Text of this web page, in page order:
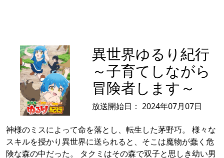
異世界ゆるり紀行
～子育てしながら
冒険者します～
放送開始日： 2024年07月07日
神様のミスによって命を落とし、転生した茅野巧。 様々な
スキルを授かり異世界に送られると、そこは魔物が蠢く危
険な森の中だった。 タクミはその森で双子と思しき幼い男